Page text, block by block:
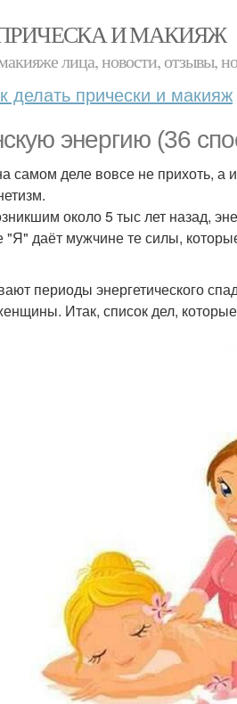
И МАКИЯЖ
лица, новости, отзывы,
делать прически и макияж
энергию (36
самом деле вовсе не прихоть, а
около 5 тыс лет назад,
"Я" даёт мужчине те силы,
периоды энергетического
Итак, список дел,